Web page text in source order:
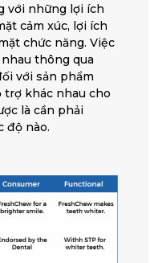
với những lợi ích
cảm xúc, lợi ích
chức năng. Việc
thông qua
với sản phẩm
khác nhau cho
là cần phải
độ nào.